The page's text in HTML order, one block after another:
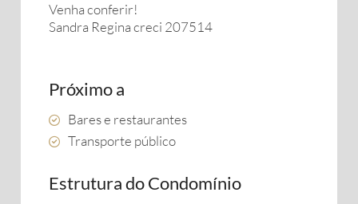
Venha conferir!
Sandra Regina creci 207514
Próximo a
Bares e restaurantes
Transporte público
Estrutura do Condomínio